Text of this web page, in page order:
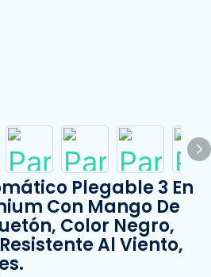
Plegable 3 En
Con Mango De
Color Negro,
Al Viento,